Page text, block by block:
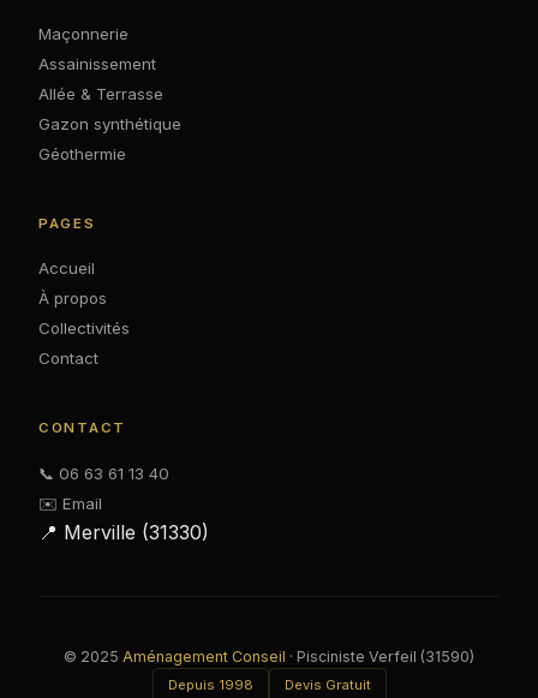
Maçonnerie
Assainissement
Allée & Terrasse
Gazon synthétique
Géothermie
PAGES
Accueil
À propos
Collectivités
Contact
CONTACT
📞 06 63 61 13 40
✉️ Email
📍 Merville (31330)
© 2025 Aménagement Conseil · Pisciniste Verfeil (31590)
Depuis 1998 Devis Gratuit